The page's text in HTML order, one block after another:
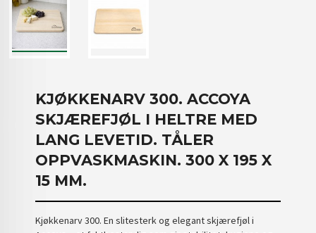
KJØKKENARV 300. ACCOYA
SKJÆREFJØL I HELTRE MED
LANG LEVETID. TÅLER
OPPVASKMASKIN. 300 X 195 X
15 MM.
Kjøkkenarv 300. En slitesterk og elegant skjærefjøl i